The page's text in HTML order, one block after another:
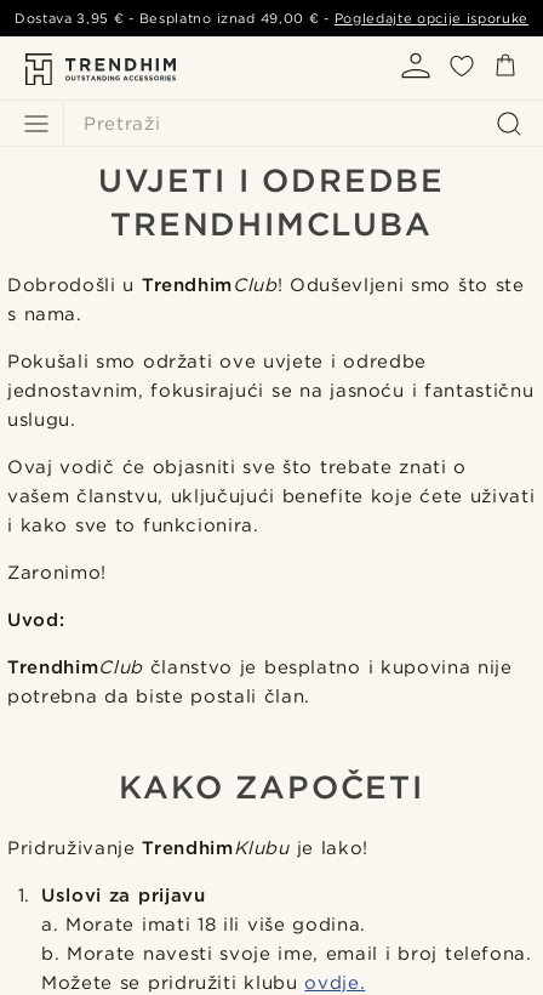
Pretraži
Dostava3,95 € - Besplatno iznad 49,00 € - Pogledajte opcije isporuke
UVJETI I ODREDBE
TRENDHIMCLUBA
Dobrodošli u TrendhimClub! Oduševljeni smo što ste
s nama.
Pokušali smo održati ove uvjete i odredbe
jednostavnim, fokusirajući se na jasnoću i fantastičnu
uslugu.
Ovaj vodič će objasniti sve što trebate znati o
vašem članstvu, uključujući benefite koje ćete uživati
i kako sve to funkcionira.
Zaronimo!
Uvod:
TrendhimClubčlanstvo je besplatno i kupovina nije
potrebna da biste postali član.
KAKO ZAPOČETI
PridruživanjeTrendhimKlubuje lako!
Uslovi za prijavu
a. Morate imati 18 ili više godina.
b. Morate navesti svoje ime, email i broj telefona.
Možete se pridružiti klubuovdje.